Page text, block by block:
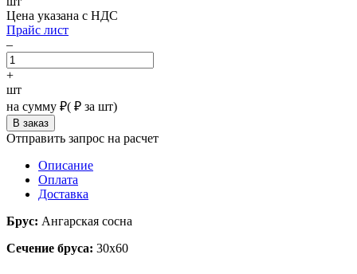
Цена указана с НДС
Прайс лист
–
+
шт
на сумму ₽( ₽ за шт)
Отправить запрос на расчет
Описание
Оплата
Доставка
Брус: Ангарская сосна
Сечение бруса: 30х60